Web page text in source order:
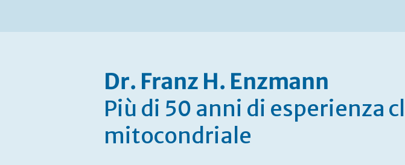
Dr. Franz H. Enzmann
Più di 50 anni di esperienza
mitocondriale